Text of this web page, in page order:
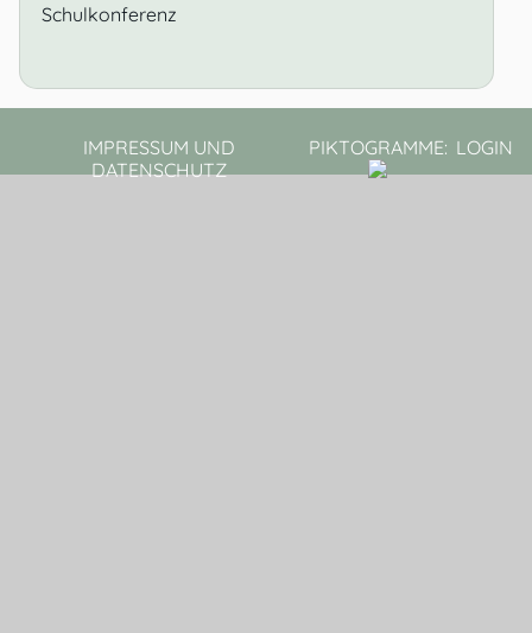
Schulkonferenz
IMPRESSUM UND
DATENSCHUTZ
PIKTOGRAMME: LOGIN